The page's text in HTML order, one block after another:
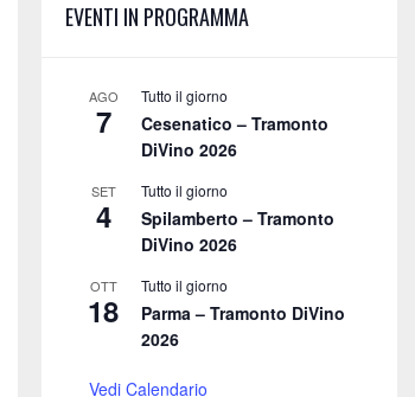
o
EVENTI IN PROGRAMMA
AGO
7
Tutto il giorno
Cesenatico – Tramonto
DiVino 2026
SET
4
Tutto il giorno
Spilamberto – Tramonto
DiVino 2026
OTT
18
Tutto il giorno
Parma – Tramonto DiVino
2026
Vedi Calendario